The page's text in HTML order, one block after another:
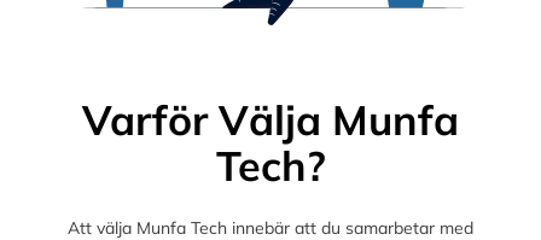
Varför Välja Munfa
Tech?
Att välja Munfa Tech innebär att du samarbetar med